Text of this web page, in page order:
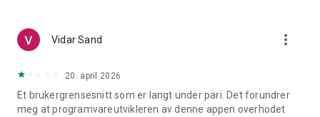
Vidar Sand more_vert
20. april 2026
Et brukergrensesnitt som er langt under pari. Det forundrer
meg at programvareutvikleren av denne appen overhodet